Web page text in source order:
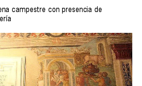
con presencia de